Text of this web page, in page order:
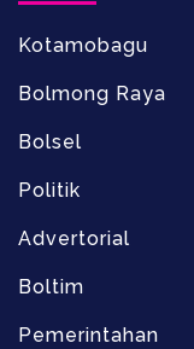
Kotamobagu
Bolmong Raya
Bolsel
Politik
Advertorial
Boltim
Pemerintahan